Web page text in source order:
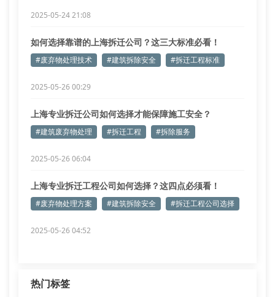
2025-05-24 21:08
如何选择靠谱的上海拆迁公司？这三大标准必看！
#废弃物处理技术 #建筑拆除安全 #拆迁工程标准
2025-05-26 00:29
上海专业拆迁公司如何选择才能保障施工安全？
#建筑废弃物处理 #拆迁工程 #拆除服务
2025-05-26 06:04
上海专业拆迁工程公司如何选择？这四点必须看！
#废弃物处理方案 #建筑拆除安全 #拆迁工程公司选择
2025-05-26 04:52
热门标签